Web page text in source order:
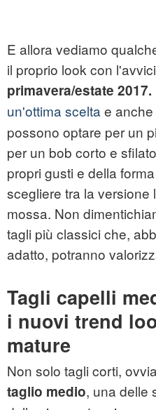
E allora vediamo
il proprio look con
primavera/estate 2017.
un'ottima scelta e anche
possono optare per un
per un bob corto e
propri gusti e della
scegliere tra la versione
mossa. Non
tagli più classici che,
adatto, potranno
Tagli capelli
i nuovi trend
mature
Non solo tagli corti,
taglio medio, una delle